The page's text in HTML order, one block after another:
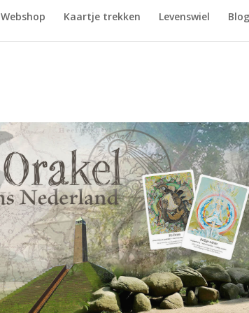
Webshop Kaartje trekken Levenswiel Blog